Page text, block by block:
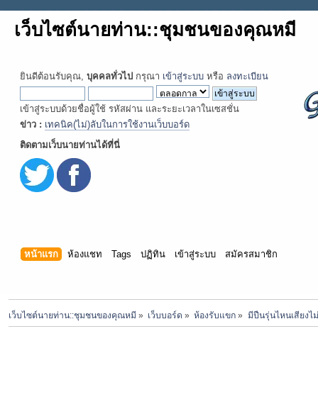
เว็บไซต์นายท่าน::ชุมชนของคุณหมี
ยินดีต้อนรับคุณ, บุคคลทั่วไป กรุณา เข้าสู่ระบบ หรือ ลงทะเบียน
เข้าสู่ระบบด้วยชื่อผู้ใช้ รหัสผ่าน และระยะเวลาในเซสชั่น
ข่าว : เทคนิค(ไม่)ลับในการใช้งานเว็บบอร์ด
ติดตามเว็บนายท่านได้ที่นี่
หน้าแรก ห้องแชท Tags ปฏิทิน เข้าสู่ระบบ สมัครสมาชิก
เว็บไซต์นายท่าน::ชุมชนของคุณหมี » เว็บบอร์ด » ห้องรับแขก » มีปืนรุ่นไหนเสียงไ